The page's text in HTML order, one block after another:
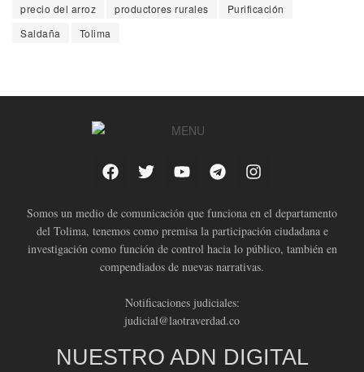
precio del arroz
productores rurales
Purificación
Saldaña
Tolima
Somos un medio de comunicación que funciona en el departamento
del Tolima, tenemos como premisa la participación ciudadana e
investigación como función de control hacia lo público, también en
compendiados de nuevas narrativas.
Notificaciones judiciales:
judicial@laotraverdad.co
NUESTRO ADN DIGITAL